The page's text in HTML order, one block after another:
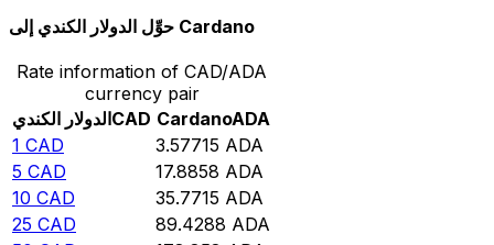
حوِّل الدولار الكندي إلى Cardano
Rate information of CAD/ADA
currency pair
الدولار الكنديCAD CardanoADA
1 CAD 3.57715 ADA
5 CAD 17.8858 ADA
10 CAD 35.7715 ADA
25 CAD 89.4288 ADA